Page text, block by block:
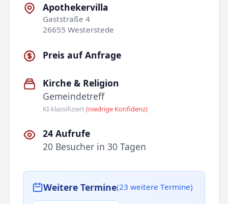
Apothekervilla
Gaststraße 4
26655 Westerstede
Preis auf Anfrage
Kirche & Religion
Gemeindetreff
KI-klassifiziert(niedrige Konfidenz)
24 Aufrufe
20 Besucher in 30 Tagen
Weitere Termine(23 weitere Termine)